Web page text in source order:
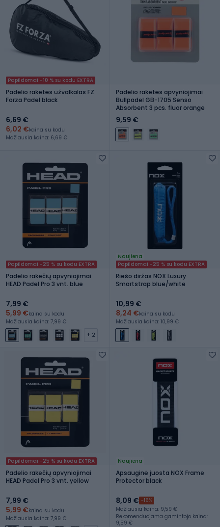
Papildomai -10 % su kodu EXTRA
Padelio raketės užvalkalas FZ
Forza Padel black
6,69 €
6,02 €kaina su kodu
Mažiausia kaina: 6,69 €
Padelio raketės apvyniojimai
Bullpadel GB-1705 Senso
Absorbent 3 pcs. fluor orange
9,59 €
Papildomai -25 % su kodu EXTRA
Padelio rakečių apvyniojimai
HEAD Padel Pro 3 vnt. blue
7,99 €
5,99 €kaina su kodu
Mažiausia kaina: 7,99 €
+ 2
Naujiena
Papildomai -25 % su kodu EXTRA
Riešo diržas NOX Luxury
Smartstrap blue/white
10,99 €
8,24 €kaina su kodu
Mažiausia kaina: 10,99 €
Papildomai -25 % su kodu EXTRA
Padelio rakečių apvyniojimai
HEAD Padel Pro 3 vnt. yellow
7,99 €
5,99 €kaina su kodu
Mažiausia kaina: 7,99 €
Naujiena
Apsauginė juosta NOX Frame
Protector black
8,09 € -16%
Mažiausia kaina: 9,59 €
Rekomenduojama gamintojo kaina:
9,59 €